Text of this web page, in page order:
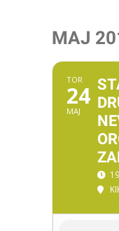
MAJ
TOR
24
MAJ